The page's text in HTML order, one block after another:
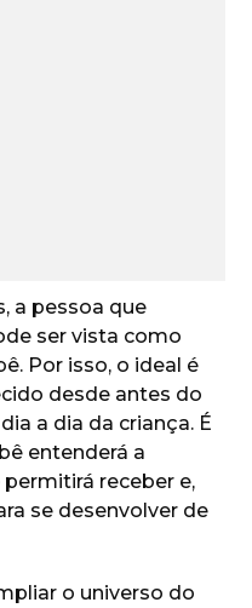
a pessoa que
ser vista como
Por isso, o ideal é
desde antes do
a dia da criança. É
entenderá a
receber e,
se desenvolver de
o universo do